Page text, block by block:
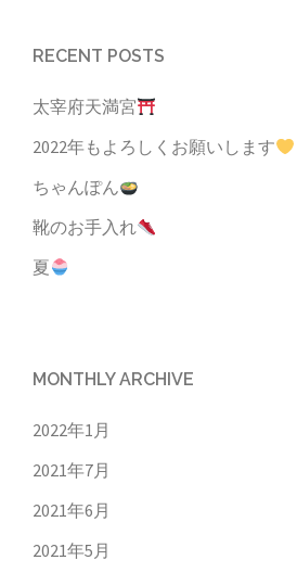
RECENT POSTS
太宰府天満宮
2022年もよろしくお願いします
ちゃんぽん
靴のお手入れ
夏
MONTHLY ARCHIVE
2022年1月
2021年7月
2021年6月
2021年5月